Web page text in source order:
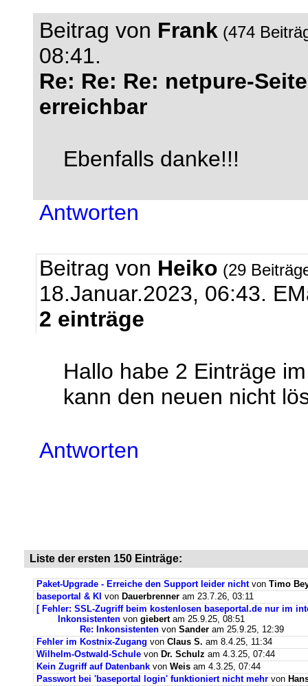
Beitrag von Frank (474
08:41.
Re: Re: Re: netpure-
erreichbar
Ebenfalls danke!!!
Antworten
Beitrag von Heiko (29
18.Januar.2023, 06:43.
2 einträge
Hallo habe 2 Einträge
kann den neuen nicht
Antworten
Liste der ersten 150 Einträge:
Paket-Upgrade - Erreiche den Support leider nichtvon Timo
baseportal & KI von Dauerbrenner am 23.7.26, 03:11
[ Fehler: SSL-Zugriff beim kostenlosen baseportal.de nur im
Inkonsistenten von giebertam 25.9.25, 08:51
Re: Inkonsistenten von Sander am 25.9.25, 12:39
Fehler im Kostnix-Zugang von Claus S. am 8.4.25, 11:34
Wilhelm-Ostwald-Schule von Dr. Schulz am 4.3.25, 07:44
Kein Zugriff auf Datenbank von Weis am 4.3.25, 07:44
Passwort bei 'baseportal login' funktioniert nicht mehr von